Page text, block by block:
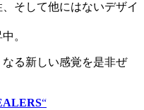
そして他にはないデザイ
。
る新しい感覚を是非ぜ
“